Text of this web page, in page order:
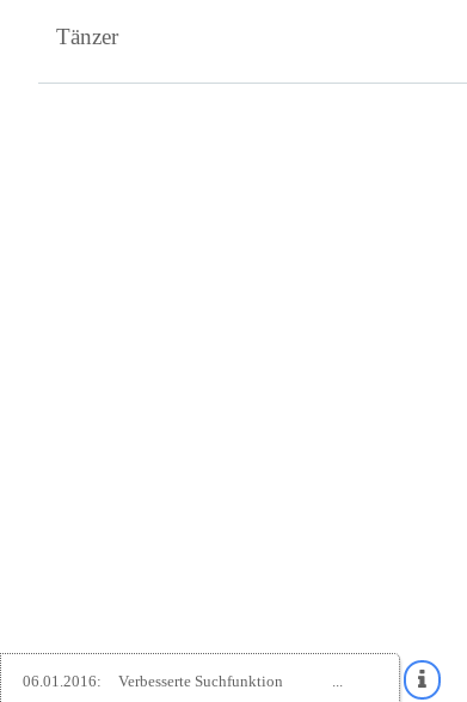
Tänzer
06.01.2016: Verbesserte Suchfunktion ...